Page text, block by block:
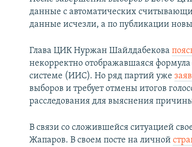
данные с автоматических
данные исчезли, а по публикации
Глава ЦИК Нуржан Шайлдабекова
некорректно отображавшаяся
системе (ИИС). Но ряд партий уже
выборов и требует отмены итогов
расследования для выяснения
В связи со сложившейся ситуацией
Жапаров. В своем посте на личной